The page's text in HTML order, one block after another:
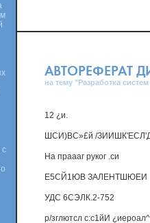
АВТОРЕФЕРАТ
на тему "Разработка
12 ¿и.
ШСИ)ВС»£й /
На праааг руког .си
Е5СЙ1ЮВ ЗАЛЕНТШЮЕИ
УДС 6СЭЛК.2-752
р/зглютсл с:с1йИ
с